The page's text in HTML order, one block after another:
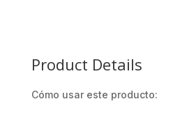
Product Details
Cómo usar este producto: